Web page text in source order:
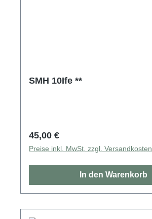
SMH 10Ife **
Regulärer Preis:
45,00 €
Preise inkl. MwSt. zzgl. Versandkosten
In den Warenkorb